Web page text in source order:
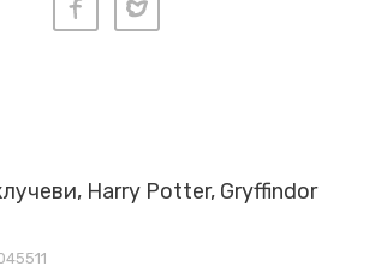
Harry Potter, Gryffindor